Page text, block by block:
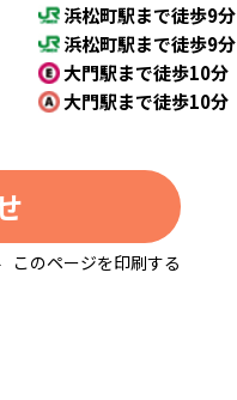
浜松町駅まで徒歩9分
浜松町駅まで徒歩9分
大門駅まで徒歩10分
大門駅まで徒歩10分
このページを印刷する